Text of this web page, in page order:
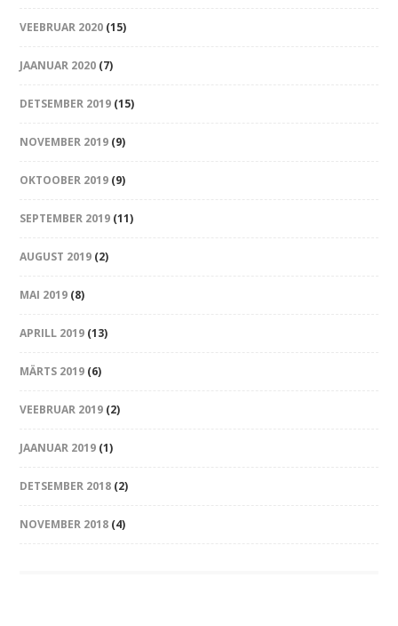
VEEBRUAR 2020 (15)
JAANUAR 2020 (7)
DETSEMBER 2019 (15)
NOVEMBER 2019 (9)
OKTOOBER 2019 (9)
SEPTEMBER 2019 (11)
AUGUST 2019 (2)
MAI 2019 (8)
APRILL 2019 (13)
MÄRTS 2019 (6)
VEEBRUAR 2019 (2)
JAANUAR 2019 (1)
DETSEMBER 2018 (2)
NOVEMBER 2018 (4)